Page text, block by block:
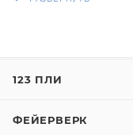
молодых, для дня
свежем воздухе!
123 ПЛИ
ФЕЙЕРВЕРК